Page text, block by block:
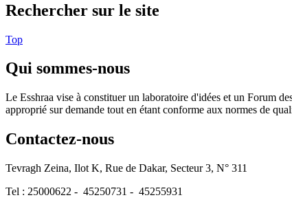
Rechercher sur le site
Top
Qui sommes-nous
Le Esshraa vise à constituer un laboratoire d'idées et un Forum
approprié sur demande tout en étant conforme aux normes de
Contactez-nous
Tevragh Zeina, Ilot K, Rue de Dakar, Secteur 3, N° 311
Tel : 25000622 - 45250731 - 45255931